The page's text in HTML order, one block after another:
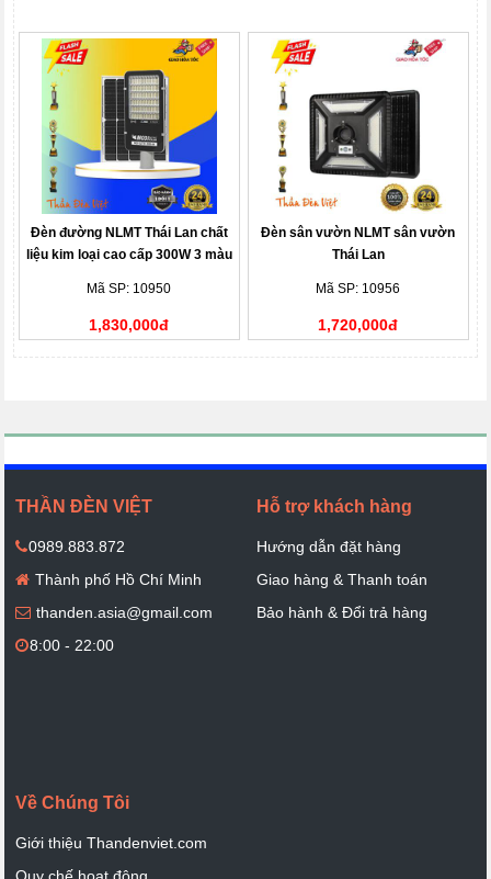
Đèn đường NLMT Thái Lan chất
liệu kim loại cao cấp 300W 3 màu
Mã SP: 10950
1,830,000đ
Đèn sân vườn NLMT sân vườn
Thái Lan
Mã SP: 10956
1,720,000đ
THẦN ĐÈN VIỆT
0989.883.872
Thành phố Hồ Chí Minh
thanden.asia@gmail.com
8:00 - 22:00
Hỗ trợ khách hàng
Hướng dẫn đặt hàng
Giao hàng & Thanh toán
Bảo hành & Đổi trả hàng
Về Chúng Tôi
Giới thiệu Thandenviet.com